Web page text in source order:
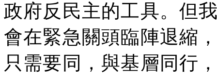
政府反民主的工具。但
會在緊急關頭臨陣退縮
只需要同，與基層同行